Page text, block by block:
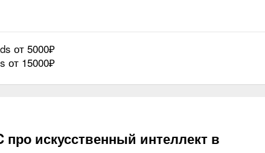
от 5000₽
от 15000₽
искусственный интеллект в